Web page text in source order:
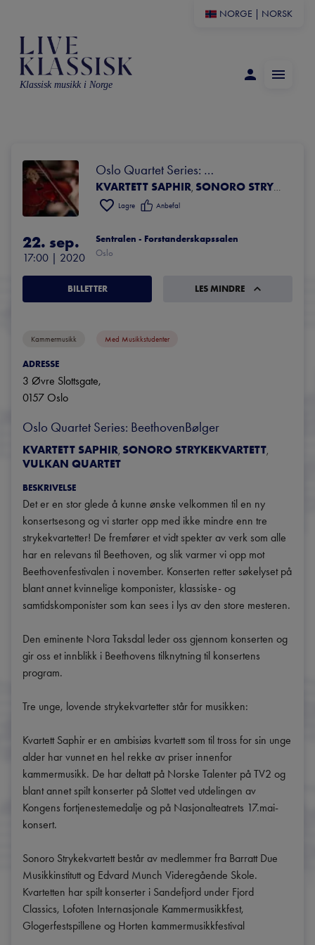
NORGE NORSK
Klassisk musikk i Norge
Oslo Quartet Series:
BeethovenBølger
KVARTETT SAPHIR, SONORO STRYKEKVARTETT
Lagre Anbefal
22. sep.
17:00 | 2020
Sentralen - Forstanderskapssalen
Oslo
BILLETTER LES MINDRE
Kammermusikk Med Musikkstudenter
ADRESSE
3 Øvre Slottsgate,
0157 Oslo
Oslo Quartet Series: BeethovenBølger
KVARTETT SAPHIR SONORO STRYKEKVARTETT
VULKAN QUARTET
BESKRIVELSE
Det er en stor glede å kunne ønske velkommen til en ny
konsertsesong og vi starter opp med ikke mindre enn tre
strykekvartetter! De fremfører et vidt spekter av verk som alle
har en relevans til Beethoven, og slik varmer vi opp mot
Beethovenfestivalen i november. Konserten retter søkelyset på
blant annet kvinnelige komponister, klassiske- og
samtidskomponister som kan sees i lys av den store mesteren.
Den eminente Nora Taksdal leder oss gjennom konserten og
gir oss et innblikk i Beethovens tilknytning til konsertens
program.
Tre unge, lovende strykekvartetter står for musikken:
Kvartett Saphir er en ambisiøs kvartett som til tross for sin unge
alder har vunnet en hel rekke av priser innenfor
kammermusikk. De har deltatt på Norske Talenter på TV2 og
blant annet spilt konserter på Slottet ved utdelingen av
Kongens fortjenestemedalje og på Nasjonalteatrets 17.mai-
konsert.
Sonoro Strykekvartett består av medlemmer fra Barratt Due
Musikkinstitutt og Edvard Munch Videregående Skole.
Kvartetten har spilt konserter i Sandefjord under Fjord
Classics, Lofoten Internasjonale Kammermusikkfest,
Glogerfestspillene og Horten kammermusikkfestival